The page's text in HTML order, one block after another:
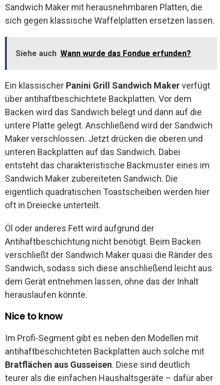
Sandwich Maker mit herausnehmbaren Platten, die
sich gegen klassische Waffelplatten ersetzen lassen.
Siehe auch Wann wurde das Fondue erfunden?
Ein klassischer Panini Grill Sandwich Makerverfügt
über antihaftbeschichtete Backplatten. Vor dem
Backen wird das Sandwich belegt und dann auf die
untere Platte gelegt. Anschließend wird der Sandwich
Maker verschlossen. Jetzt drücken die oberen und
unteren Backplatten auf das Sandwich. Dabei
entsteht das charakteristische Backmuster eines im
Sandwich Maker zubereiteten Sandwich. Die
eigentlich quadratischen Toastscheiben werden hier
oft in Dreiecke unterteilt.
Öl oder anderes Fett wird aufgrund der
Antihaftbeschichtung nicht benötigt. Beim Backen
verschließt der Sandwich Maker quasi die Ränder des
Sandwich, sodass sich diese anschließend leicht aus
dem Gerät entnehmen lassen, ohne das der Inhalt
herauslaufen könnte.
Nice to know
Im Profi-Segment gibt es neben den Modellen mit
antihaftbeschichteten Backplatten auch solche mit
Bratflächen aus Gusseisen. Diese sind deutlich
teurer als die einfachen Haushaltsgeräte – dafür aber